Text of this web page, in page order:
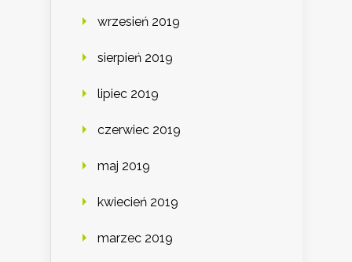
wrzesień 2019
sierpień 2019
lipiec 2019
czerwiec 2019
maj 2019
kwiecień 2019
marzec 2019